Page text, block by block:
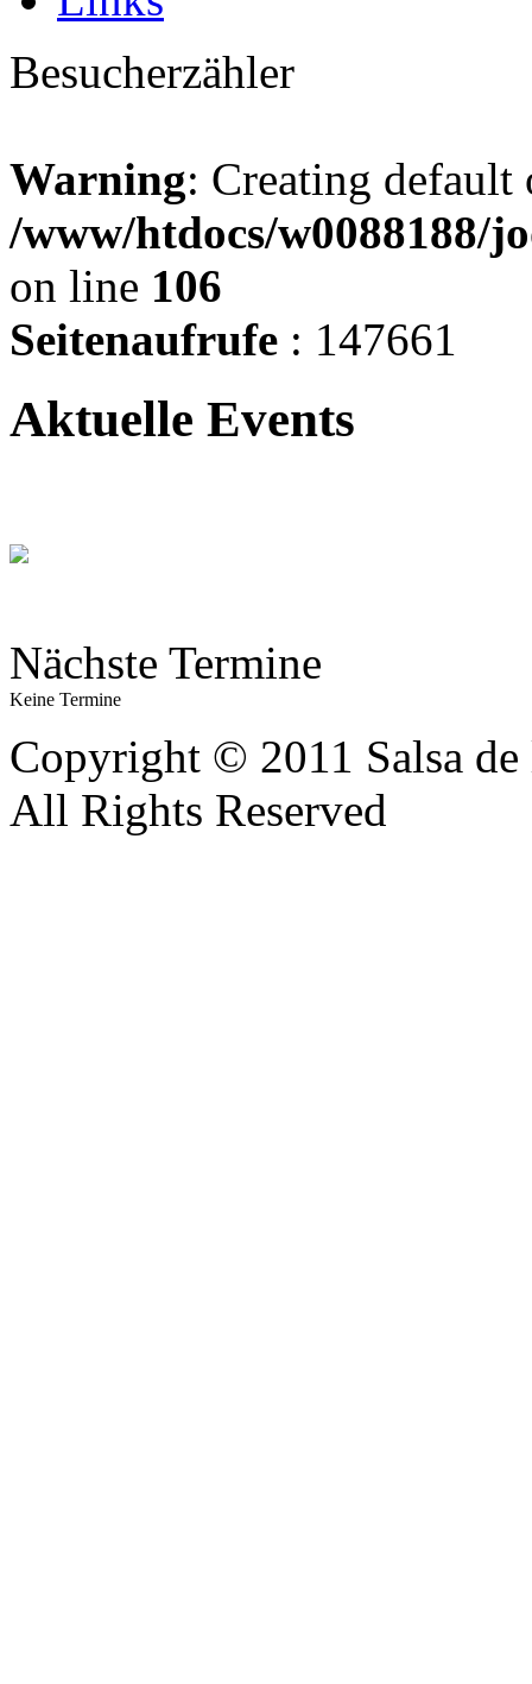
Besucherzähler
Warning: Creating
/www/htdocs/w0088188/
on line 106
Seitenaufrufe : 147661
Aktuelle Events
Nächste Termine
Keine Termine
Copyright © 2011 Salsa de
All Rights Reserved